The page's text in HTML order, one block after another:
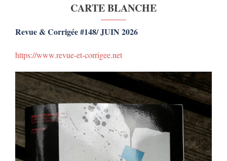
CARTE BLANCHE
Revue & Corrigée #148/ JUIN 2026
https://www.revue-et-corrigee.net